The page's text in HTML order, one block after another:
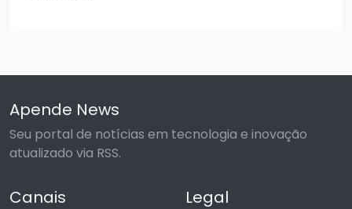
Apende News
Seu portal de notícias em tecnologia e inovação
atualizado via RSS.
Canais Legal